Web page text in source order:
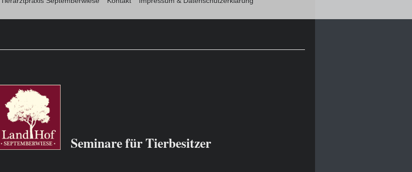
Seminare für Tierbesitzer